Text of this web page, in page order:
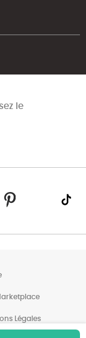
le
Légales